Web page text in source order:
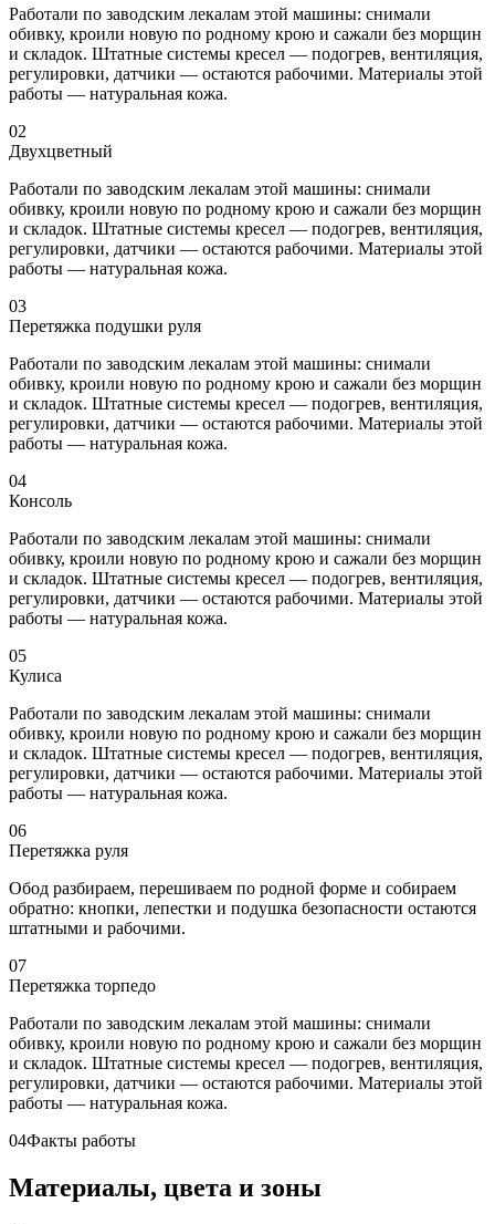
Работали по заводским лекалам этой машины: снимали
обивку, кроили новую по родному крою и сажали без морщин
и складок. Штатные системы кресел — подогрев, вентиляция,
регулировки, датчики — остаются рабочими. Материалы этой
работы — натуральная кожа.
02
Двухцветный
Работали по заводским лекалам этой машины: снимали
обивку, кроили новую по родному крою и сажали без морщин
и складок. Штатные системы кресел — подогрев, вентиляция,
регулировки, датчики — остаются рабочими. Материалы этой
работы — натуральная кожа.
03
Перетяжка подушки руля
Работали по заводским лекалам этой машины: снимали
обивку, кроили новую по родному крою и сажали без морщин
и складок. Штатные системы кресел — подогрев, вентиляция,
регулировки, датчики — остаются рабочими. Материалы этой
работы — натуральная кожа.
04
Консоль
Работали по заводским лекалам этой машины: снимали
обивку, кроили новую по родному крою и сажали без морщин
и складок. Штатные системы кресел — подогрев, вентиляция,
регулировки, датчики — остаются рабочими. Материалы этой
работы — натуральная кожа.
05
Кулиса
Работали по заводским лекалам этой машины: снимали
обивку, кроили новую по родному крою и сажали без морщин
и складок. Штатные системы кресел — подогрев, вентиляция,
регулировки, датчики — остаются рабочими. Материалы этой
работы — натуральная кожа.
06
Перетяжка руля
Обод разбираем, перешиваем по родной форме и собираем
обратно: кнопки, лепестки и подушка безопасности остаются
штатными и рабочими.
07
Перетяжка торпедо
Работали по заводским лекалам этой машины: снимали
обивку, кроили новую по родному крою и сажали без морщин
и складок. Штатные системы кресел — подогрев, вентиляция,
регулировки, датчики — остаются рабочими. Материалы этой
работы — натуральная кожа.
04Факты работы
Материалы, цвета и зоны